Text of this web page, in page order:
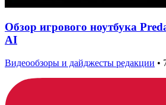
Обзор игрового ноутбука
AI
Видеообзоры и дайджесты редакции •